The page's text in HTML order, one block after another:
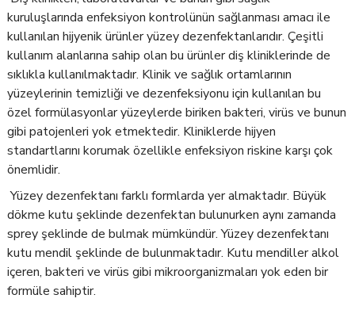
kuruluşlarında enfeksiyon kontrolünün sağlanması amacı ile
kullanılan hijyenik ürünler yüzey dezenfektanlarıdır. Çeşitli
kullanım alanlarına sahip olan bu ürünler diş kliniklerinde de
sıklıkla kullanılmaktadır. Klinik ve sağlık ortamlarının
yüzeylerinin temizliği ve dezenfeksiyonu için kullanılan bu
özel formülasyonlar yüzeylerde biriken bakteri, virüs ve bunun
gibi patojenleri yok etmektedir. Kliniklerde hijyen
standartlarını korumak özellikle enfeksiyon riskine karşı çok
önemlidir.
Yüzey dezenfektanı farklı formlarda yer almaktadır. Büyük
dökme kutu şeklinde dezenfektan bulunurken aynı zamanda
sprey şeklinde de bulmak mümkündür. Yüzey dezenfektanı
kutu mendil şeklinde de bulunmaktadır. Kutu mendiller alkol
içeren, bakteri ve virüs gibi mikroorganizmaları yok eden bir
formüle sahiptir.